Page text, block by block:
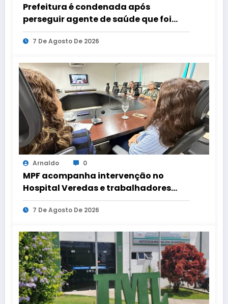
Prefeitura é condenada após
perseguir agente de saúde que foi
candidata a vereadora em Teotônio
Vilela
7 De Agosto De 2026
Arnaldo 0
MPF acompanha intervenção no
Hospital Veredas e trabalhadores
mantêm estado de greve por salários
pendentes.
7 De Agosto De 2026